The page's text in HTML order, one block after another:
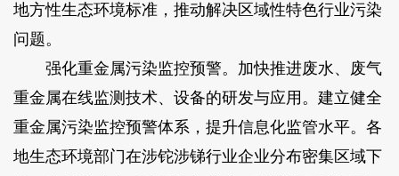
地方性生态环境标准，推动解决区域性特色行业污染
问题。
强化重金属污染监控预警。加快推进废水、废气
重金属在线监测技术、设备的研发与应用。建立健全
重金属污染监控预警体系，提升信息化监管水平。各
地生态环境部门在涉铊涉锑行业企业分布密集区域下